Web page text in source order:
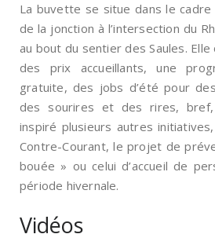
La buvette se situe dans le
de la jonction à l’intersection du
au bout du sentier des Saules.
des prix accueillants, une
gratuite, des jobs d’été pour
des sourires et des rires,
inspiré plusieurs autres
Contre-Courant, le projet de
bouée » ou celui d’accueil de
période hivernale.
Vidéos